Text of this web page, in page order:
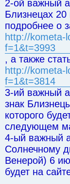
2-ой важный
Близнецах
подробнее о
http://kometa-
f=1&t=3993
, а также
http://kometa-
f=1&t=3814
3-ий важный
знак
которого
следующем
4-ый важный
Солнечному
Венерой) 6
будет на